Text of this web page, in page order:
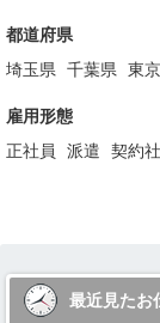
都道府県
埼玉県 千葉県 東
雇用形態
正社員
派遣 契約
最近見たお